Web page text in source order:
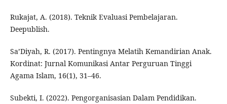
Rukajat, A. (2018). Teknik Evaluasi Pembelajaran.
Deepublish.
Sa’Diyah, R. (2017). Pentingnya Melatih Kemandirian Anak.
Kordinat: Jurnal Komunikasi Antar Perguruan Tinggi
Agama Islam, 16(1), 31–46.
Subekti, I. (2022). Pengorganisasian Dalam Pendidikan.